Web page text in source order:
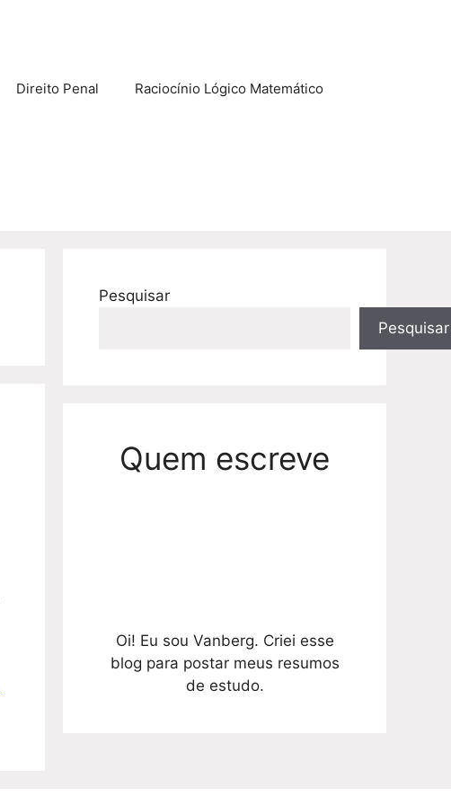
Direito Penal Raciocínio Lógico Matemático
Pesquisar
Pesquisar
Quem escreve
Oi! Eu sou Vanberg. Criei esse
blog para postar meus resumos
de estudo.